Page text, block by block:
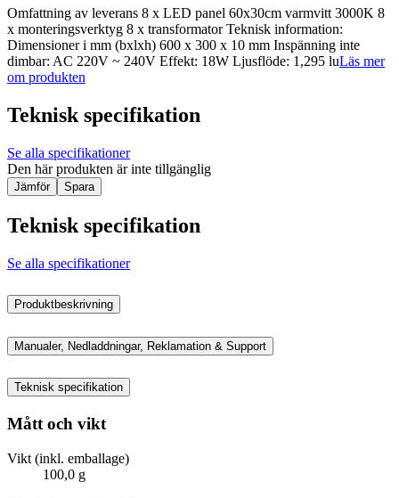
Omfattning av leverans 8 x LED panel 60x30cm varmvitt 3000K 8
x monteringsverktyg 8 x transformator Teknisk information:
Dimensioner i mm (bxlxh) 600 x 300 x 10 mm Inspänning inte
dimbar: AC 220V ~ 240V Effekt: 18W Ljusflöde: 1,295 luLäs mer
om produkten
Teknisk specifikation
Se alla specifikationer
Den här produkten är inte tillgänglig
Jämför Spara
Teknisk specifikation
Se alla specifikationer
Produktbeskrivning
Manualer, Nedladdningar, Reklamation & Support
Teknisk specifikation
Mått och vikt
Vikt (inkl. emballage)
100,0 g